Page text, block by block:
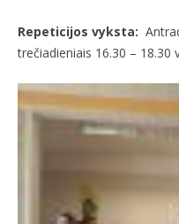
Repeticijos vyksta:
trečiadieniais 16.30 – 18.30